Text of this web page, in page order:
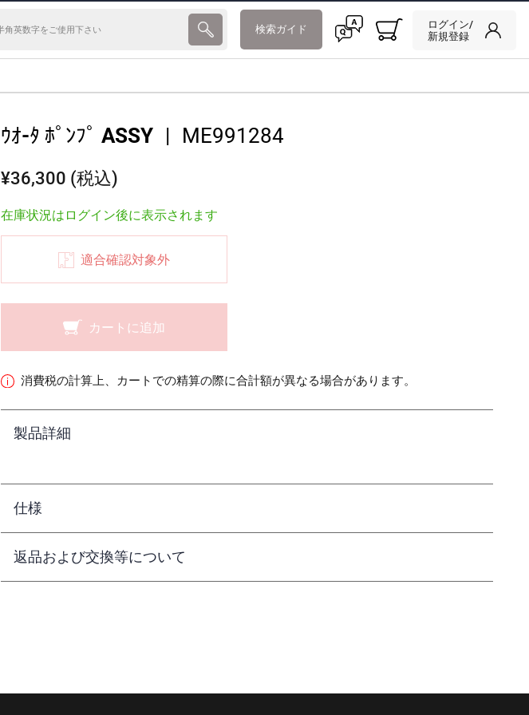
検索ガイド
ログイン/
新規登録
ｳｵ-ﾀ ﾎﾟﾝﾌﾟ ASSY | ME991284
¥36,300 (税込)
在庫状況はログイン後に表示されます
適合確認対象外
カートに追加
消費税の計算上、カートでの精算の際に合計額が異なる場合があります。
製品詳細
仕様
返品および交換等について